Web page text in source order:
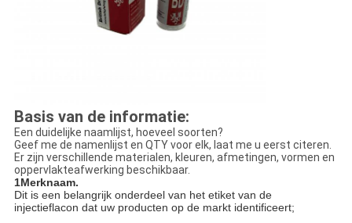
Basis van de informatie:
Een duidelijke naamlijst, hoeveel soorten?
Geef me de namenlijst en QTY voor elk, laat me u eerst citeren.
Er zijn verschillende materialen, kleuren, afmetingen, vormen en
oppervlakteafwerking beschikbaar.
1Merknaam.
Dit is een belangrijk onderdeel van het etiket van de
injectieflacon dat uw producten op de markt identificeert;